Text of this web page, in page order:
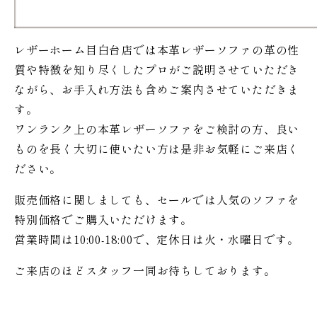
レザーホーム目白台店では本革レザーソファの革の性
質や特徴を知り尽くしたプロがご説明させていただき
ながら、お手入れ方法も含めご案内させていただきま
す。
ワンランク上の本革レザーソファをご検討の方、良い
ものを長く大切に使いたい方は是非お気軽にご来店く
ださい。
販売価格に関しましても、セールでは人気のソファを
特別価格でご購入いただけます。
営業時間は10:00-18:00で、定休日は火・水曜日です。
ご来店のほどスタッフ一同お待ちしております。